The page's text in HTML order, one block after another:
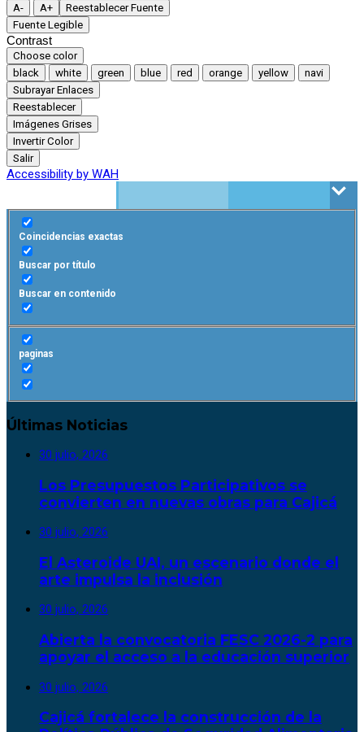
A- A+
Reestablecer Fuente
Fuente Legible
Contrast
Choose color
black
white green blue red orange yellow
navi
Subrayar Enlaces
Reestablecer
Imágenes Grises
Invertir Color
Salir
Accessibility by WAH
Coincidencias exactas
Buscar por título
Buscar en contenido
paginas
Últimas Noticias
30 julio, 2026
Los Presupuestos Participativos se
convierten en nuevas obras para Cajicá
30 julio, 2026
El Asteroide UAI, un escenario donde el
arte impulsa la inclusión
30 julio, 2026
Abierta la convocatoria FESC 2026-2 para
apoyar el acceso a la educación superior
30 julio, 2026
Cajicá fortalece la construcción de la